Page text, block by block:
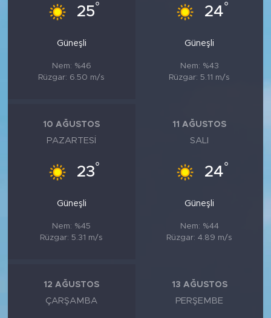
25°
Güneşli
Nem: %46
Rüzgar: 6.50 m/s
24°
Güneşli
Nem: %43
Rüzgar: 5.11 m/s
10 AĞUSTOS
PAZARTESI
23°
Güneşli
Nem: %45
Rüzgar: 5.31 m/s
11 AĞUSTOS
SALI
24°
Güneşli
Nem: %44
Rüzgar: 4.89 m/s
12 AĞUSTOS
ÇARŞAMBA
13 AĞUSTOS
PERŞEMBE